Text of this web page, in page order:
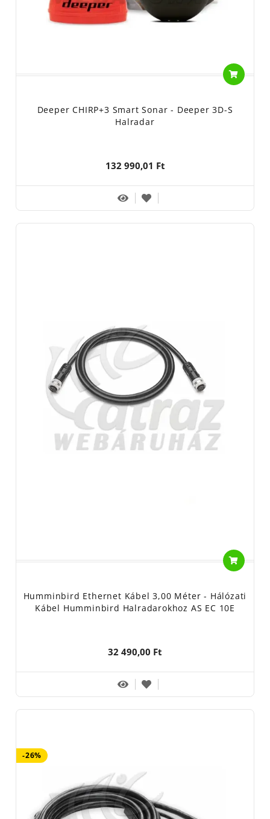
Deeper CHIRP+3 Smart Sonar - Deeper 3D-S
Halradar
132 990,01 Ft
Humminbird Ethernet Kábel 3,00 Méter - Hálózati
Kábel Humminbird Halradarokhoz AS EC 10E
32 490,00 Ft
-26%